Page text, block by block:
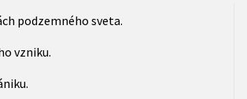
podzemného sveta.
vzniku.